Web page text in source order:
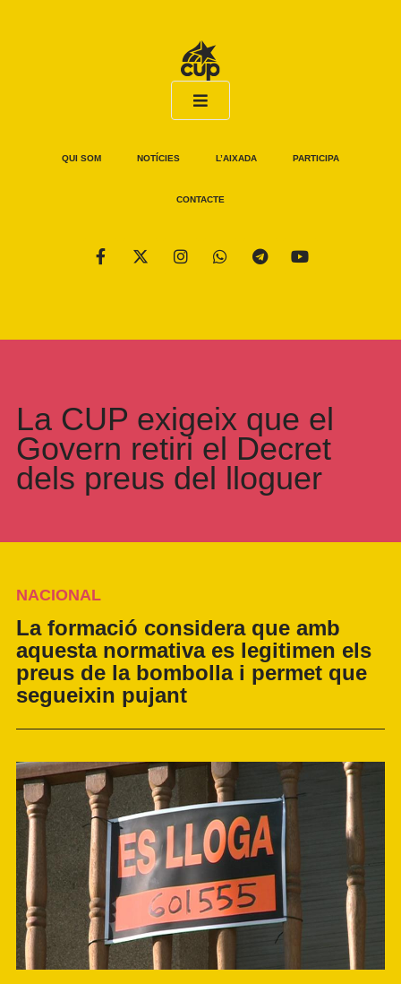
QUI SOM NOTÍCIES L’AIXADA PARTICIPA
CONTACTE
La CUP exigeix que el
Govern retiri el Decret
dels preus del lloguer
NACIONAL
La formació considera que amb
aquesta normativa es legitimen els
preus de la bombolla i permet que
segueixin pujant